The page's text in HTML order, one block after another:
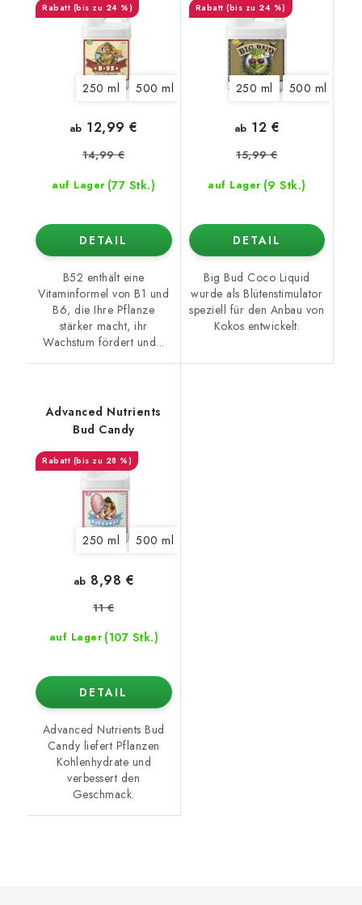
(bis zu 24 %)
250 ml 500 ml 5 l 20 l
auf Lager (77 Stk.)
ab 12,99 €
14,99 €
DETAIL
B52 enthält eine
Vitaminformel von B1 und
B6, die Ihre Pflanze
stärker macht, ihr
Wachstum fördert und...
(bis zu 24 %)
250 ml 500 ml
auf Lager (9 Stk.)
ab 12 €
15,99 €
DETAIL
Big Bud Coco Liquid
wurde als Blütenstimulator
speziell für den Anbau von
Kokos entwickelt.
Advanced Nutrients
Bud Candy
(bis zu 28 %)
250 ml 500 ml
auf Lager (107 Stk.)
ab 8,98 €
11 €
DETAIL
Advanced Nutrients Bud
Candy liefert Pflanzen
Kohlenhydrate und
verbessert den
Geschmack.